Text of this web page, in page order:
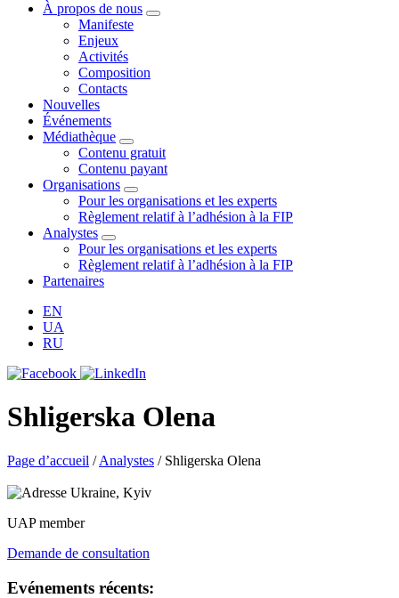
À propos de nous
Manifeste
Enjeux
Activités
Composition
Contacts
Nouvelles
Événements
Médiathèque
Contenu gratuit
Contenu payant
Organisations
Pour les organisations et les experts
Règlement relatif à l’adhésion à la FIP
Analystes
Pour les organisations et les experts
Règlement relatif à l’adhésion à la FIP
Partenaires
EN
UA
RU
Shligerska Olena
Page d’accueil /Analystes / Shligerska Olena
Ukraine, Kyiv
UAP member
Demande de consultation
Evénements récents: